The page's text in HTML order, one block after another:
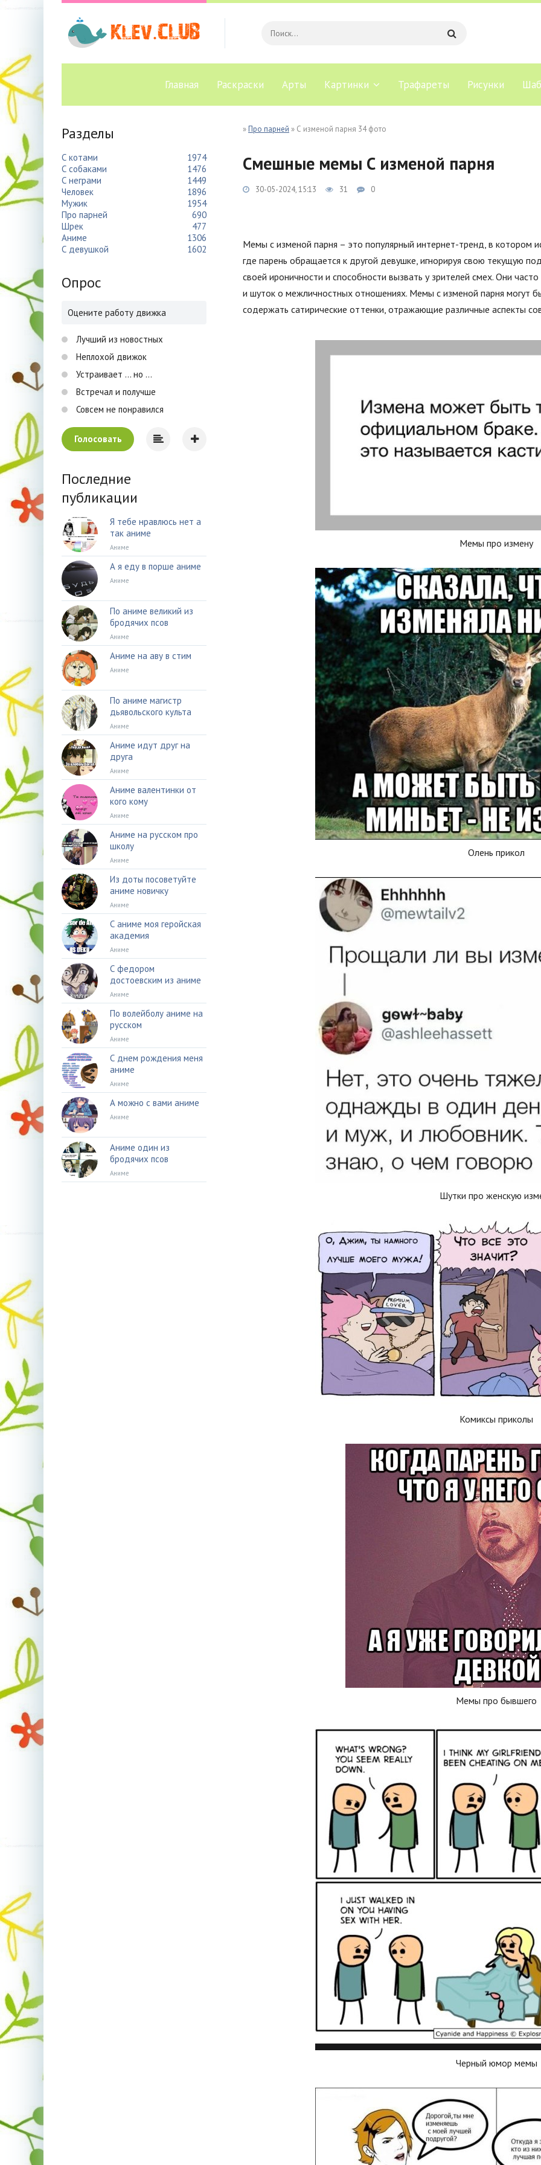
Главная Раскраски Арты Картинки Трафареты Рисунки
»Про парней » С изменой парня 34 фото
Смешные мемы С изменой парня
30-05-2024, 15:13 31 0
Мемы с изменой парня – это популярный интернет-тренд, в котором
где парень обращается к другой девушке, игнорируя свою текущую
своей ироничности и способности вызвать у зрителей смех. Они
и шуток о межличностных отношениях. Мемы с изменой парня могут
содержать сатирические оттенки, отражающие различные аспекты
Мемы про измену
Олень прикол
Шутки про женскую
Комиксы приколы
Мемы про бывшего
Черный юмор мемы
Разделы
С котами
1974
С собаками
1476
С неграми
1449
Человек
1896
Мужик
1954
Про парней
690
Шрек
477
Аниме
1306
С девушкой
1602
Опрос
Оцените работу движка
Лучший из новостных
Неплохой движок
Устраивает ... но ...
Встречал и получше
Совсем не понравился
Голосовать
Последние
публикации
Я тебе нравлюсь нет а
так аниме
Аниме
А я еду в порше аниме
Аниме
По аниме великий из
бродячих псов
Аниме
Аниме на аву в стим
Аниме
По аниме магистр
дьявольского культа
Аниме
Аниме идут друг на
друга
Аниме
Аниме валентинки от
кого кому
Аниме
Аниме на русском про
школу
Аниме
Из доты посоветуйте
аниме новичку
Аниме
С аниме моя геройская
академия
Аниме
С федором
достоевским из аниме
Аниме
По волейболу аниме на
русском
Аниме
С днем рождения меня
аниме
Аниме
А можно с вами аниме
Аниме
Аниме один из
бродячих псов
Аниме